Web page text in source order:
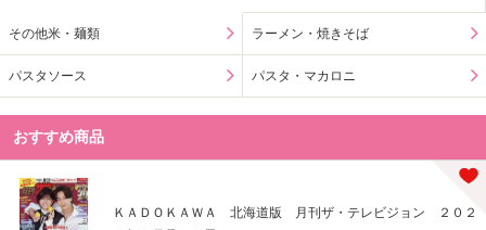
ラーメン・焼きそば
その他米・麺類
パスタ・マカロニ
パスタソース
おすすめ商品
ＫＡＤＯＫＡＷＡ 北海道版 月刊ザ・テレビジョン ２０２